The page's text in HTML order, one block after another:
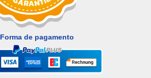
Forma de pagamento